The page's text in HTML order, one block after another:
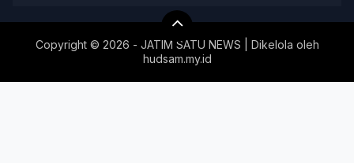
Copyright © 2026 - JATIM SATU NEWS | Dikelola oleh
hudsam.my.id